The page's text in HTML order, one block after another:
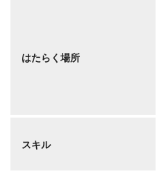
はたらく場所
スキル